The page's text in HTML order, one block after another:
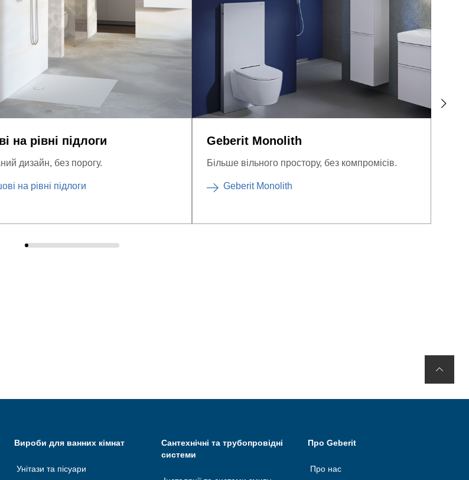
на рівні підлоги
дизайн, без порогу.
на рівні підлоги
Geberit Monolith
Більше вільного простору, без компромісів.
Geberit Monolith
Вироби для ванних кімнат
Унітази та пісуари
Сантехнічні та трубопровідні
системи
Про Geberit
Про нас